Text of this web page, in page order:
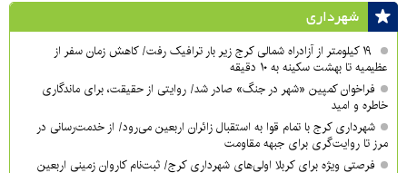
شهرداری
۱۹ کیلومتر از آزادراه شمالی کرج زیر بار ترافیک رفت/ کاهش زمان سفر از
عظیمیه تا بهشت سکینه به ۱۰ دقیقه
فراخوان کمپین «شهر در جنگ» صادر شد/ روایتی از حقیقت، برای ماندگاری
خاطره و امید
شهرداری کرج با تمام قوا به استقبال زائران اربعین می‌رود/ از خدمت‌رسانی در
مرز تا روایت‌گری برای جبهه مقاومت
فرصتی ویژه برای کربلا اولی‌های شهرداری کرج/ ثبت‌نام کاروان زمینی اربعین